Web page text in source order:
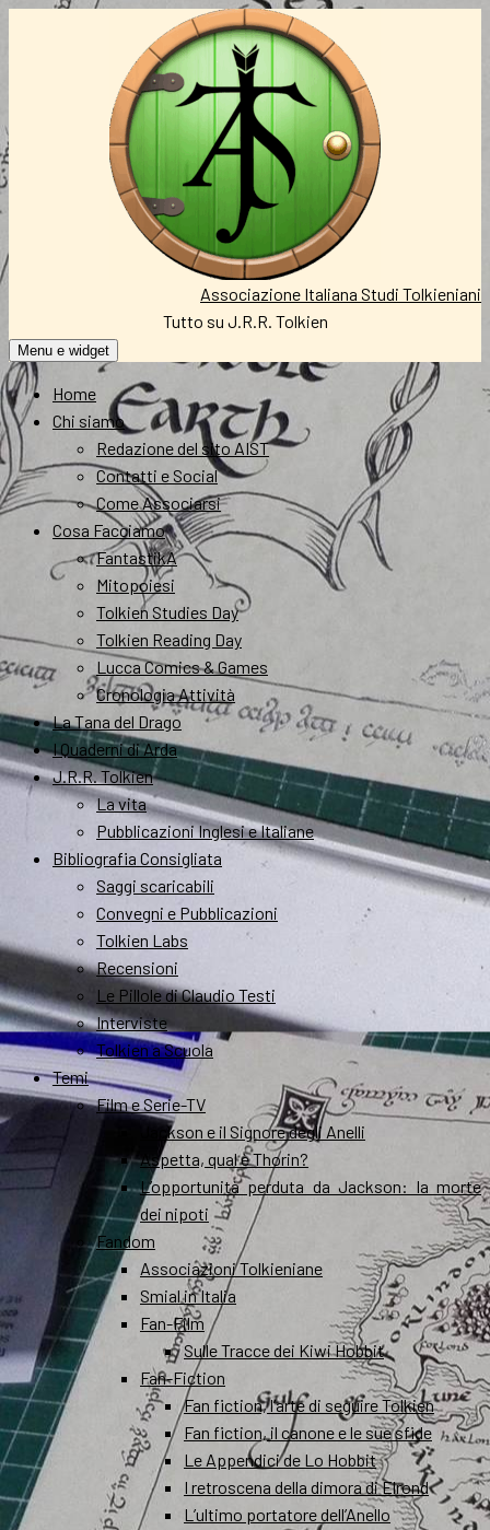
Associazione Italiana Studi Tolkieniani
Tutto su J.R.R. Tolkien
Menu e widget
Home
Chi siamo
Redazione del sito AIST
Contatti e Social
Come Associarsi
Cosa Facciamo
FantastikA
Mitopoiesi
Tolkien Studies Day
Tolkien Reading Day
Lucca Comics & Games
Cronologia Attività
La Tana del Drago
I Quaderni di Arda
J.R.R. Tolkien
La vita
Pubblicazioni Inglesi e Italiane
Bibliografia Consigliata
Saggi scaricabili
Convegni e Pubblicazioni
Tolkien Labs
Recensioni
Le Pillole di Claudio Testi
Interviste
Tolkien a Scuola
Temi
Film e Serie-TV
Jackson e il Signore degli Anelli
Aspetta, qual è Thorin?
L’opportunità perduta da Jackson: la morte
dei nipoti
Fandom
Associazioni Tolkieniane
Smial in Italia
Fan-Film
Sulle Tracce dei Kiwi Hobbit
Fan-Fiction
Fan fiction, l’arte di seguire Tolkien
Fan fiction, il canone e le sue sfide
Le Appendici de Lo Hobbit
I retroscena della dimora di Elrond
L’ultimo portatore dell’Anello